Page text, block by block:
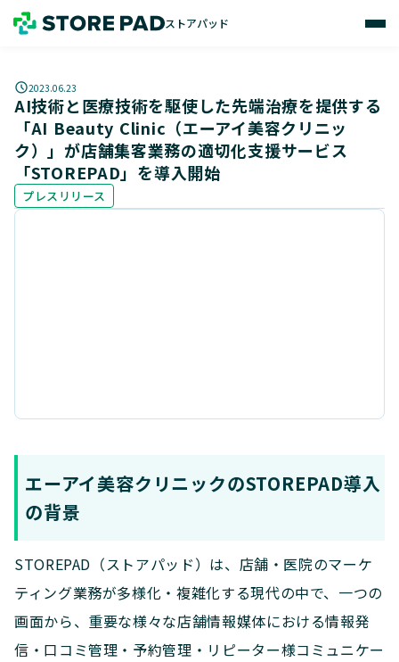
2023.06.23
AI技術と医療技術を駆使した先端治療を提供する
「AI Beauty Clinic（エーアイ美容クリニッ
ク）」が店舗集客業務の適切化支援サービス
「STOREPAD」を導入開始
プレスリリース
エーアイ美容クリニックのSTOREPAD導入
の背景
STOREPAD（ストアパッド）は、店舗・医院のマーケ
ティング業務が多様化・複雑化する現代の中で、一つの
画面から、重要な様々な店舗情報媒体における情報発
信・口コミ管理・予約管理・リピーター様コミュニケー
ストアパッド